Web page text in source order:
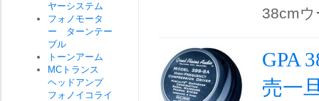
38cm
GPA
売一
ヤーシステム
フォノモータ
ー ターンテー
ブル
トーンアーム
MCトランス
ヘッドアンプ
フォノイコライ